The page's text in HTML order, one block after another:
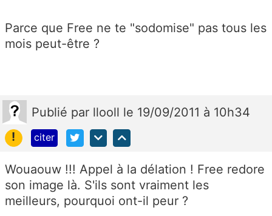
Parce que Free ne te "sodomise" pas tous les
mois peut-être ?
Publié par llooll le 19/09/2011 à 10h34
!
citer
Wouaouw !!! Appel à la délation ! Free redore
son image là. S'ils sont vraiment les
meilleurs, pourquoi ont-il peur ?